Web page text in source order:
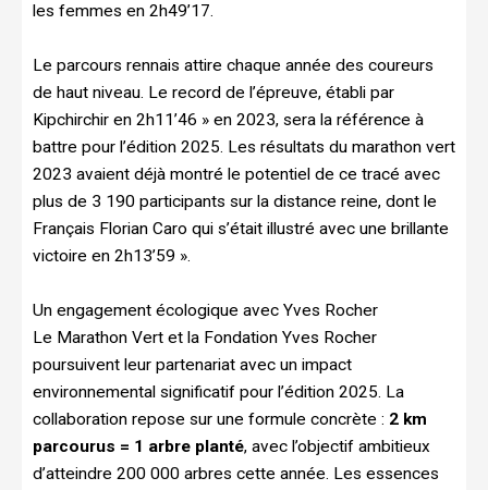
les femmes en 2h49’17.
Le parcours rennais attire chaque année des coureurs
de haut niveau. Le record de l’épreuve, établi par
Kipchirchir en 2h11’46 » en 2023, sera la référence à
battre pour l’édition 2025. Les résultats du marathon vert
2023 avaient déjà montré le potentiel de ce tracé avec
plus de 3 190 participants sur la distance reine, dont le
Français Florian Caro qui s’était illustré avec une brillante
victoire en 2h13’59 ».
Un engagement écologique avec Yves Rocher
Le Marathon Vert et la Fondation Yves Rocher
poursuivent leur partenariat avec un impact
environnemental significatif pour l’édition 2025. La
collaboration repose sur une formule concrète : 2 km
parcourus = 1 arbre planté, avec l’objectif ambitieux
d’atteindre 200 000 arbres cette année. Les essences